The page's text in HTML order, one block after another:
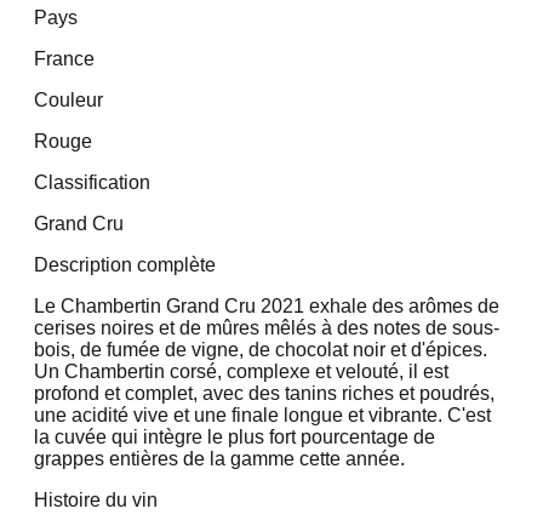
Pays
France
Couleur
Rouge
Classification
Grand Cru
Description complète
Le Chambertin Grand Cru 2021 exhale des arômes de
cerises noires et de mûres mêlés à des notes de sous-
bois, de fumée de vigne, de chocolat noir et d'épices.
Un Chambertin corsé, complexe et velouté, il est
profond et complet, avec des tanins riches et poudrés,
une acidité vive et une finale longue et vibrante. C'est
la cuvée qui intègre le plus fort pourcentage de
grappes entières de la gamme cette année.
Histoire du vin